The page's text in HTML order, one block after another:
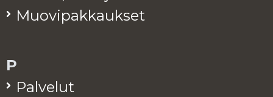
Muo­vi­pak­kauk­set
P
Pal­ve­lut